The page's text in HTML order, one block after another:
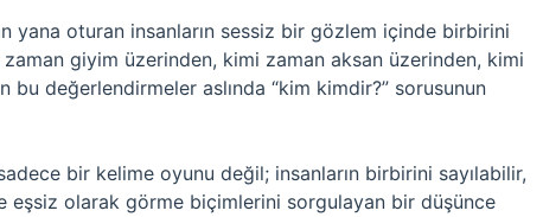
yana oturan insanların sessiz bir gözlem içinde birbirini
zaman giyim üzerinden, kimi zaman aksan üzerinden, kimi
bu değerlendirmeler aslında “kim kimdir?” sorusunun
bir kelime oyunu değil; insanların birbirini sayılabilir,
eşsiz olarak görme biçimlerini sorgulayan bir düşünce